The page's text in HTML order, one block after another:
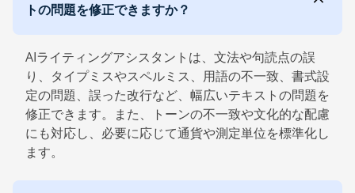
トの問題を修正できますか？
AIライティングアシスタントは、文法や句読点の誤
り、タイプミスやスペルミス、用語の不一致、書式設
定の問題、誤った改行など、幅広いテキストの問題を
修正できます。また、トーンの不一致や文化的な配慮
にも対応し、必要に応じて通貨や測定単位を標準化し
ます。